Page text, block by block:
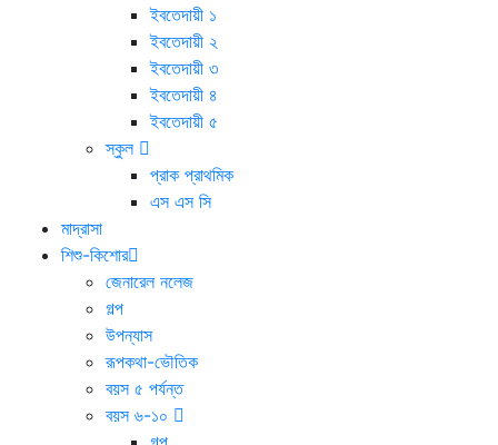
ইবতেদায়ী ১
ইবতেদায়ী ২
ইবতেদায়ী ৩
ইবতেদায়ী ৪
ইবতেদায়ী ৫
স্কুল
প্রাক প্রাথমিক
এস এস সি
মাদ্রাসা
শিশু-কিশোর
জেনারেল নলেজ
গল্প
উপন্যাস
রূপকথা-ভৌতিক
বয়স ৫ পর্যন্ত
বয়স ৬-১০